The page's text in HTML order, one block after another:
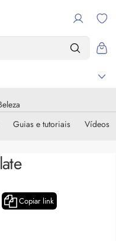
Guias e tutoriais Vídeos
Copiar link